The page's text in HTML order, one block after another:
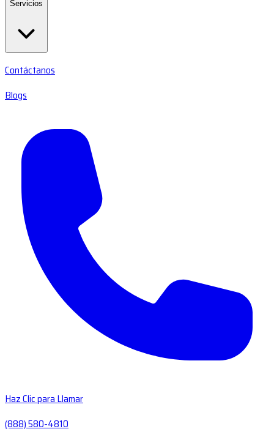
Servicios
Contáctanos
Blogs
Haz Clic para Llamar
(888) 580-4810